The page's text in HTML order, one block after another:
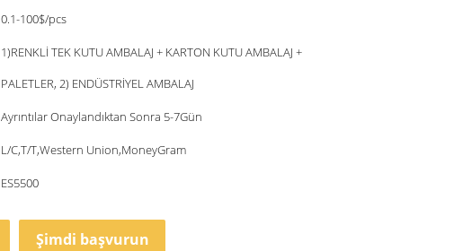
0.1-100$/pcs
1)RENKLİ TEK KUTU AMBALAJ + KARTON KUTU AMBALAJ +
PALETLER, 2) ENDÜSTRİYEL AMBALAJ
Ayrıntılar Onaylandıktan Sonra 5-7Gün
L/C,T/T,Western Union,MoneyGram
ES5500
Şimdi başvurun